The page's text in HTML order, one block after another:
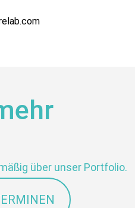
über unser Portfolio.